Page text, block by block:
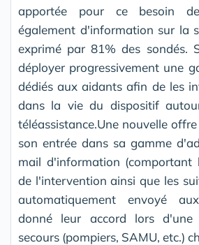
apportée pour ce besoin
également d'information sur la
exprimé par 81% des sondés.
déployer progressivement une
dédiés aux aidants afin de les
dans la vie du dispositif
téléassistance.Une nouvelle
son entrée dans sa gamme
mail d'information
de l'intervention ainsi que les
automatiquement envoyé
donné leur accord lors d'une
secours (pompiers, SAMU, etc.)